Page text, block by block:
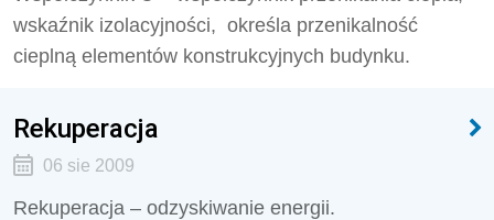
wskaźnik izolacyjności, określa przenikalność
cieplną elementów konstrukcyjnych budynku.
Rekuperacja
06 sie 2009
Rekuperacja – odzyskiwanie energii.